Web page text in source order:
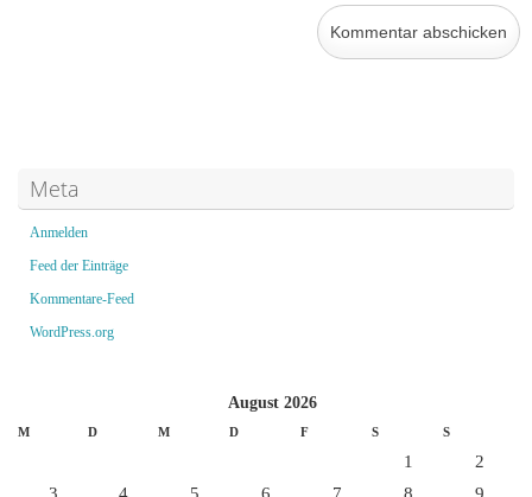
Meta
Anmelden
Feed der Einträge
Kommentare-Feed
WordPress.org
August 2026
M D M D F S S
1
2